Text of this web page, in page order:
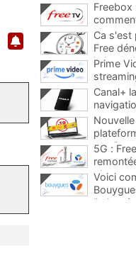
Ca s'est
Free
le bout
Prime
avec ce
Canal+
par
5G :
plus
Voici
limites à